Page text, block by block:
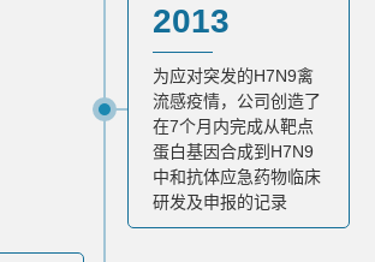
2013
为应对突发的H7N9禽
流感疫情，公司创造了
在7个月内完成从靶点
蛋白基因合成到H7N9
中和抗体应急药物临床
研发及申报的记录